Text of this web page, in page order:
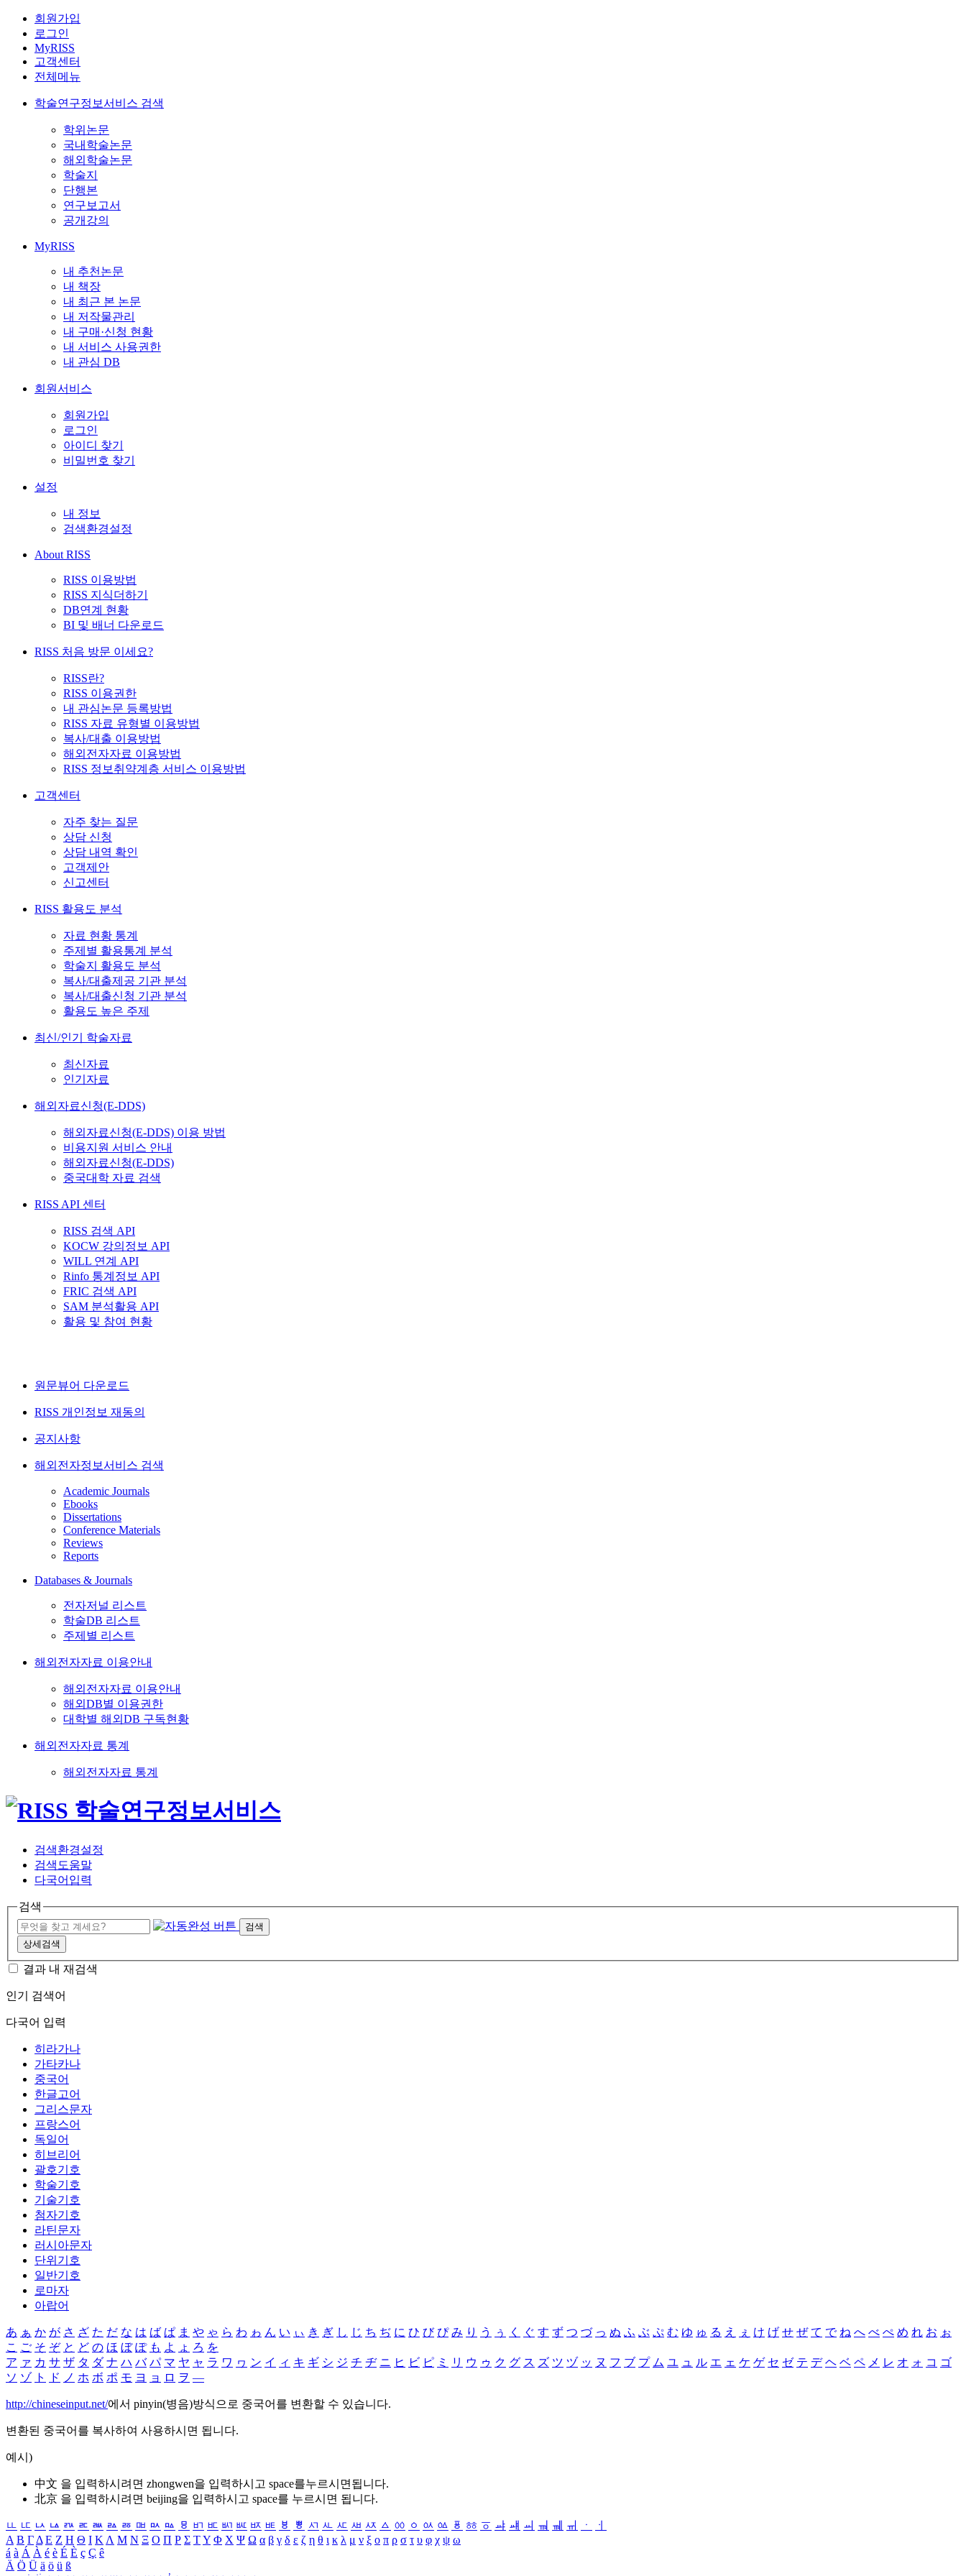
회원가입
로그인
MyRISS
고객센터
전체메뉴
학술연구정보서비스 검색
학위논문
국내학술논문
해외학술논문
학술지
단행본
연구보고서
공개강의
MyRISS
내 추천논문
내 책장
내 최근 본 논문
내 저작물관리
내 구매·신청 현황
내 서비스 사용권한
내 관심 DB
회원서비스
회원가입
로그인
아이디 찾기
비밀번호 찾기
설정
내 정보
검색환경설정
About RISS
RISS 이용방법
RISS 지식더하기
DB연계 현황
BI 및 배너 다운로드
RISS 처음 방문 이세요?
RISS란?
RISS 이용권한
내 관심논문 등록방법
RISS 자료 유형별 이용방법
복사/대출 이용방법
해외전자자료 이용방법
RISS 정보취약계층 서비스 이용방법
고객센터
자주 찾는 질문
상담 신청
상담 내역 확인
고객제안
신고센터
RISS 활용도 분석
자료 현황 통계
주제별 활용통계 분석
학술지 활용도 분석
복사/대출제공 기관 분석
복사/대출신청 기관 분석
활용도 높은 주제
최신/인기 학술자료
최신자료
인기자료
해외자료신청(E-DDS)
해외자료신청(E-DDS) 이용 방법
비용지원 서비스 안내
해외자료신청(E-DDS)
중국대학 자료 검색
RISS API 센터
RISS 검색 API
KOCW 강의정보 API
WILL 연계 API
Rinfo 통계정보 API
FRIC 검색 API
SAM 분석활용 API
활용 및 참여 현황
원문뷰어 다운로드
RISS 개인정보 재동의
공지사항
해외전자정보서비스 검색
Academic Journals
Ebooks
Dissertations
Conference Materials
Reviews
Reports
Databases & Journals
전자저널 리스트
학술DB 리스트
주제별 리스트
해외전자자료 이용안내
해외전자자료 이용안내
해외DB별 이용권한
대학별 해외DB 구독현황
해외전자자료 통계
해외전자자료 통계
검색환경설정
검색도움말
다국어입력
검색
검색
상세검색
결과 내 재검색
인기 검색어
다국어 입력
히라가나
가타카나
중국어
한글고어
그리스문자
프랑스어
독일어
히브리어
괄호기호
학술기호
기술기호
첨자기호
라틴문자
러시아문자
단위기호
일반기호
로마자
아랍어
あ ぁ か が さ ざ た だ な は ば ぱ ま や ゃ ら わ ゎ ん い ぃ き ぎ し じ ち ぢ に ひ び ぴ み り う ぅ く ぐ す ず つ づ っ ぬ ふ ぶ ぷ む ゆ ゅ る え ぇ け げ せ ぜ て で ね へ べ ぺ め れ お ぉ
こ ご そ ぞ と ど の ほ ぼ ぽ も よ ょ ろ を
ア ァ カ サ ザ タ ダ ナ ハ バ パ マ ヤ ャ ラ ワ ヮ ン イ ィ キ ギ シ ジ チ ヂ ニ ヒ ビ ピ ミ リ ウ ゥ ク グ ス ズ ツ ヅ ッ ヌ フ ブ プ ム ユ ュ ル エ ェ ケ ゲ セ ゼ テ デ ヘ ベ ペ メ レ オ ォ コ ゴ
ソ ゾ ト ド ノ ホ ボ ポ モ ヨ ョ ロ ヲ ―
http://chineseinput.net/에서 pinyin(병음)방식으로 중국어를 변환할 수 있습니다.
변환된 중국어를 복사하여 사용하시면 됩니다.
예시)
中文 을 입력하시려면 zhongwen을 입력하시고 space를누르시면됩니다.
北京 을 입력하시려면 beijing을 입력하시고 space를 누르시면 됩니다.
ㅥ ㅦ ㅧ ㅨ ㅩ ㅪ ㅫ ㅬ ㅭ ㅮ ㅯ ㅰ ㅱ ㅲ ㅳ ㅴ ㅵ ㅶ ㅷ ㅸ ㅹ ㅺ ㅻ ㅼ ㅽ ㅾ ㅿ ㆀ ㆁ ㆂ ㆃ ㆄ ㆅ ㆆ ㆇ ㆈ ㆉ ㆊ ㆋ ㆌ ㆍ
ㆎ
Α Β ΓΔ Ε Ζ Η Θ Ι ΚΛ Μ Ν Ξ Ο Π Ρ Σ ΤΥ Φ Χ Ψ Ω α β γ δ ε ζ η θ ι κ λ μ ν ξ ο π ρ σ τ υ φ χ ψ ω
á à Á À é è É È ç Ç ê
Ä Ö Ü ä ö ü ß